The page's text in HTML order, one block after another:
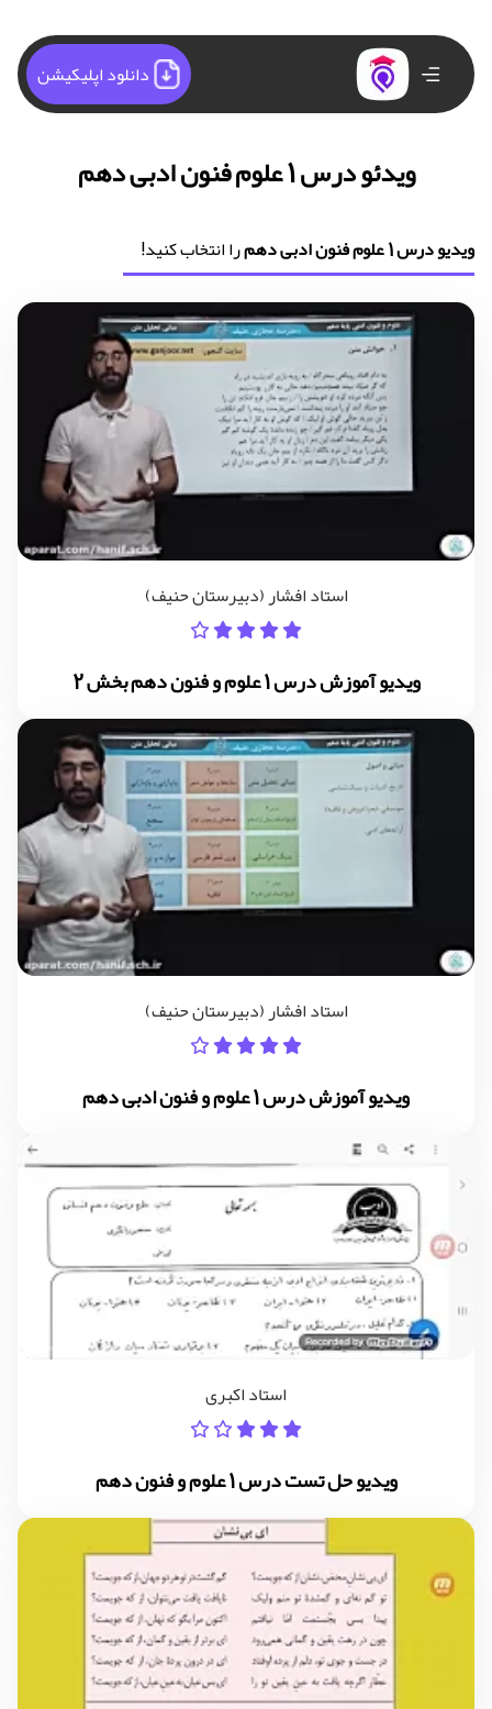
دانلود اپلیکیشن
ویدئو درس 1 علوم فنون ادبی دهم
ویدیو درس 1 علوم فنون ادبی دهم را انتخاب کنید!
استاد افشار (دبیرستان حنیف)
ویدیو آموزش درس 1 علوم و فنون دهم بخش 2
استاد افشار (دبیرستان حنیف)
ویدیو آموزش درس 1 علوم و فنون ادبی دهم
استاد اکبری
ویدیو حل تست درس 1 علوم و فنون دهم